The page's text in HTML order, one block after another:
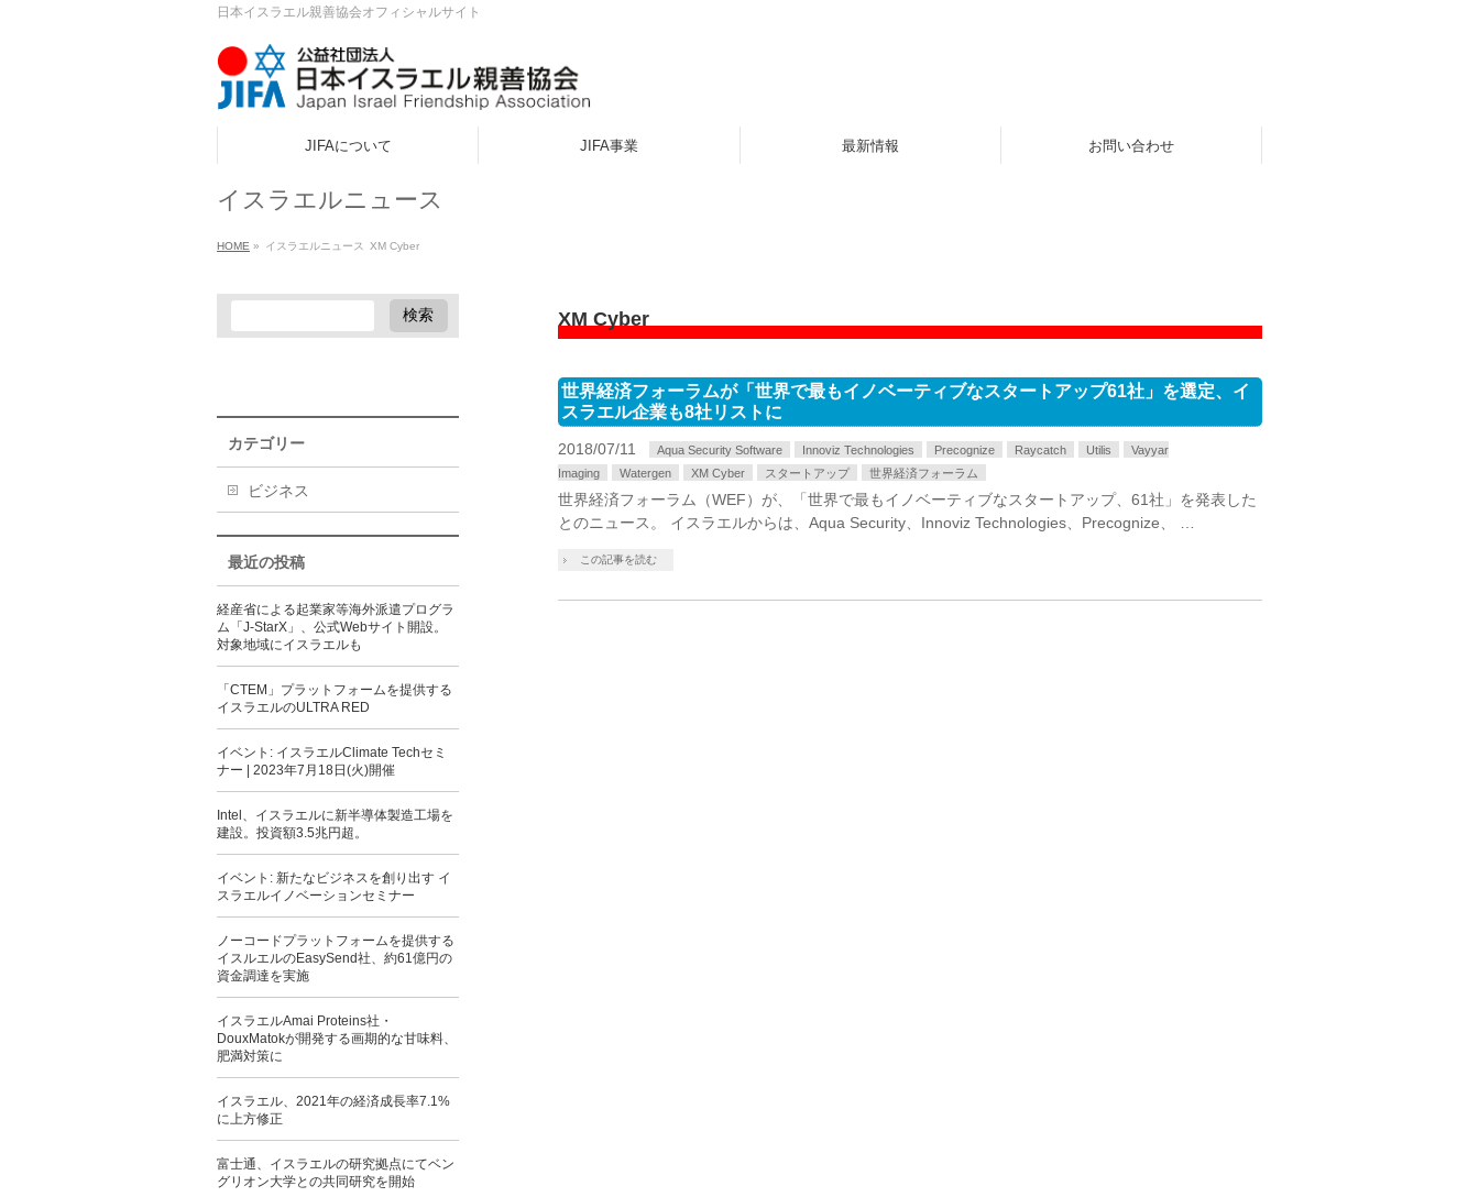
日本イスラエル親善協会オフィシャルサイト
JIFAについて JIFA事業 最新情報 お問い合わせ
イスラエルニュース
HOME » イスラエルニュース XM Cyber
XM Cyber
世界経済フォーラムが「世界で最もイノベーティブなスタートアップ61社」を選定、イ
スラエル企業も8社リストに
2018/07/11 Aqua Security Software Innoviz Technologies Precognize Raycatch Utilis
Vayyar
Imaging
Watergen XM Cyber スタートアップ 世界経済フォーラム
世界経済フォーラム（WEF）が、「世界で最もイノベーティブなスタートアップ、61社」を発表した
とのニュース。 イスラエルからは、Aqua Security、Innoviz Technologies、Precognize、 …
この記事を読む
カテゴリー
ビジネス
最近の投稿
経産省による起業家等海外派遣プログラ
ム「J-StarX」、公式Webサイト開設。
対象地域にイスラエルも
「CTEM」プラットフォームを提供する
イスラエルのULTRA RED
イベント: イスラエルClimate Techセミ
ナー | 2023年7月18日(火)開催
Intel、イスラエルに新半導体製造工場を
建設。投資額3.5兆円超。
イベント: 新たなビジネスを創り出す イ
スラエルイノベーションセミナー
ノーコードプラットフォームを提供する
イスルエルのEasySend社、約61億円の
資金調達を実施
イスラエルAmai Proteins社・
DouxMatokが開発する画期的な甘味料、
肥満対策に
イスラエル、2021年の経済成長率7.1%
に上方修正
富士通、イスラエルの研究拠点にてベン
グリオン大学との共同研究を開始